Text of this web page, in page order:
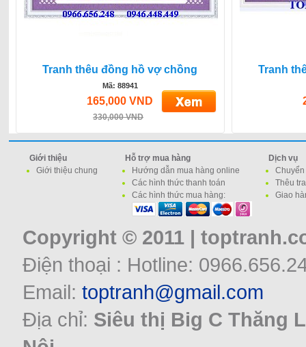
Tranh thêu đồng hồ vợ chồng
Mã: 88941
165,000 VND
330,000 VND
Tranh
Giới thiệu
Giới thiệu chung
Hỗ trợ mua hàng
Hướng dẫn mua hàng online
Các hình thức thanh toán
Các hình thức mua hàng:
Dịch vụ
Thêu
Giao
Copyright © 2011 |
Điện thoại : Hotline:
Email: toptranh@gmail.com
Địa chỉ: Siêu thị Big C Thăng